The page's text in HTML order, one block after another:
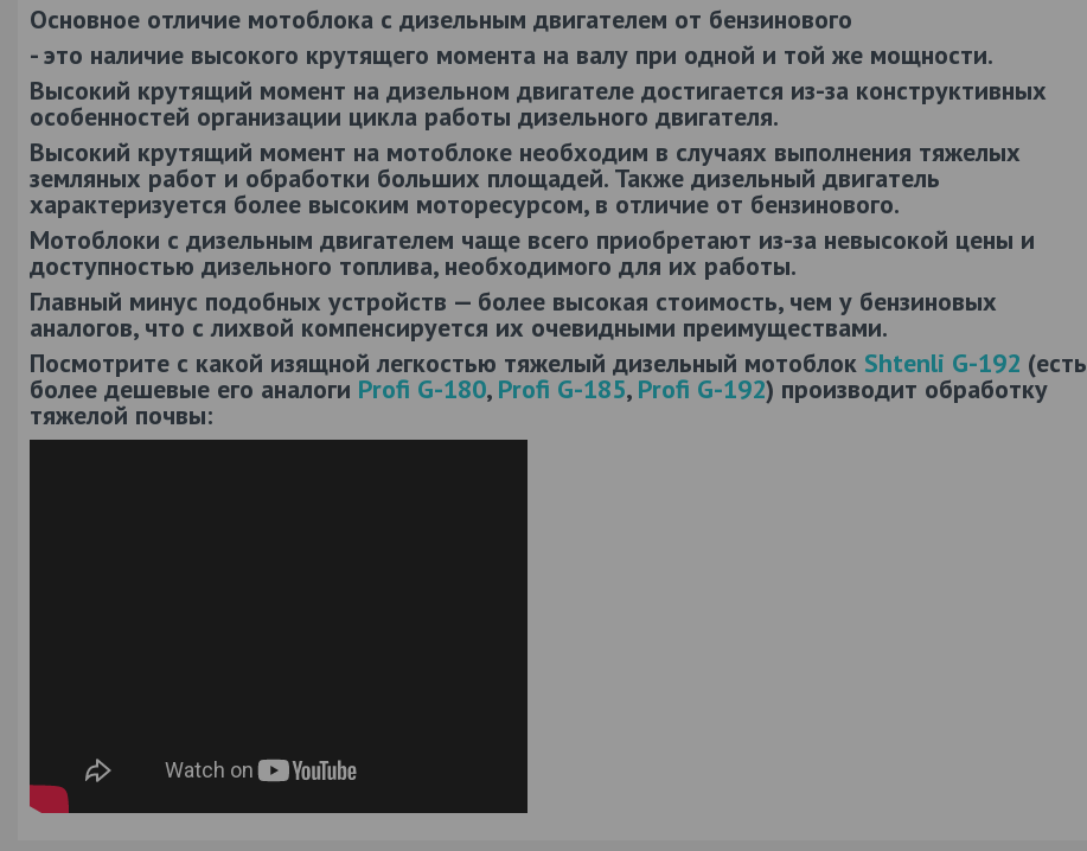
Основное отличие мотоблока с дизельным двигателем от бензинового
- это наличие высокого крутящего момента на валу при одной и той же мощности.
Высокий крутящий момент на дизельном двигателе достигается из-за конструктивных
особенностей организации цикла работы дизельного двигателя.
Высокий крутящий момент на мотоблоке необходим в случаях выполнения тяжелых
земляных работ и обработки больших площадей. Также дизельный двигатель
характеризуется более высоким моторесурсом, в отличие от бензинового.
Мотоблоки с дизельным двигателем чаще всего приобретают из-за невысокой цены и
доступностью дизельного топлива, необходимого для их работы.
Главный минус подобных устройств — более высокая стоимость, чем у бензиновых
аналогов, что с лихвой компенсируется их очевидными преимуществами.
Посмотрите с какой изящной легкостью тяжелый дизельный мотоблок Shtenli G-192 (есть
более дешевые его аналоги Profi G-180, Profi G-185, Profi G-192) производит обработку
тяжелой почвы: